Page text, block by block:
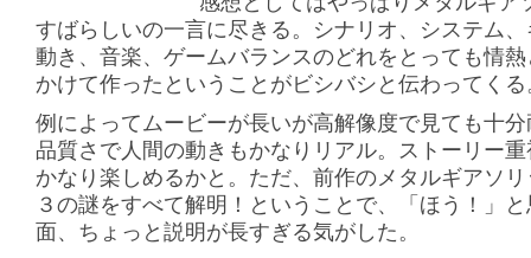
すばらしいの一言に尽きる。シナリオ、システム
動き、音楽、ゲームバランスのどれをとっても情
かけて作ったということがビシバシと伝わってくる
例によってムービーが長いが高解像度で見ても十
品質さで人間の動きもかなりリアル。ストーリー
かなり楽しめるかと。ただ、前作のメタルギアソ
３の謎をすべて解明！ということで、「ほう！」
面、ちょっと説明が長すぎる気がした。